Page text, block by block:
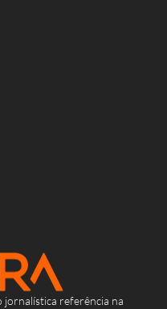
referência na